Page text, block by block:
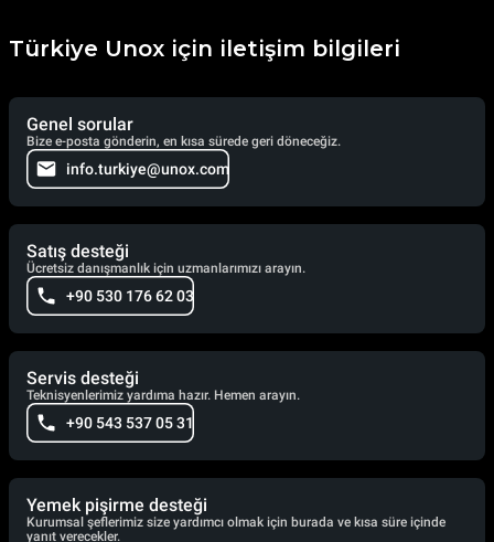
Türkiye Unox için iletişim bilgileri
Genel sorular
Bize e-posta gönderin, en kısa sürede geri döneceğiz.
info.turkiye@unox.com
Satış desteği
Ücretsiz danışmanlık için uzmanlarımızı arayın.
+90 530 176 62 03
Servis desteği
Teknisyenlerimiz yardıma hazır. Hemen arayın.
+90 543 537 05 31
Yemek pişirme desteği
Kurumsal şeflerimiz size yardımcı olmak için burada ve kısa süre içinde
yanıt verecekler.